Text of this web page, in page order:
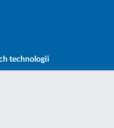
technologii